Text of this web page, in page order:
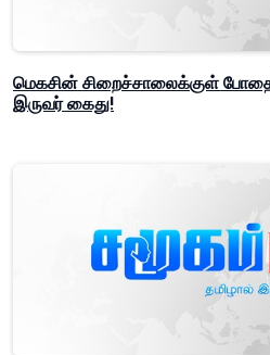
மெகசின் சிறைச்சாலைக்குள்
இருவர் கைது!